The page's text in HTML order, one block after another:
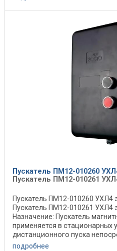
Пускатель ПМ12-010260
Пускатель ПМ12-010261
Пускатель ПМ12-010260 УХЛ4
Пускатель ПМ12-010261 УХЛ4
Назначение: Пускатель
применяется в стационарных
дистанционного пуска
к сети, ...
подробнее